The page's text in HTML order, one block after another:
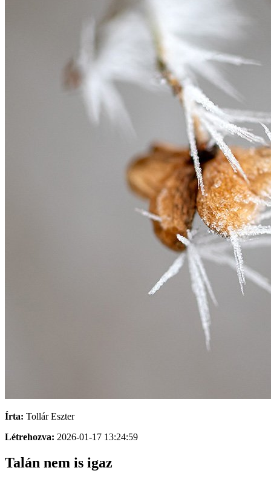
Írta: Tollár Eszter
Létrehozva: 2026-01-17 13:24:59
Talán nem is igaz